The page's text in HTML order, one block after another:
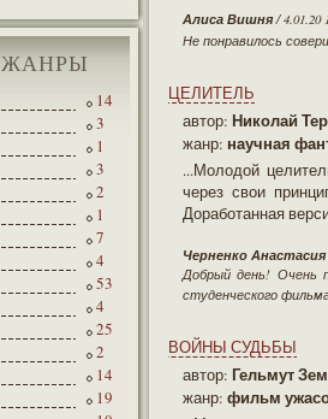
ЖАНРЫ
14
3
1
3
2
1
7
4
53
4
25
2
14
19
Алиса Вишня/ 4.01.20
Не понравилось
ЦЕЛИТЕЛЬ
автор: Николай
жанр: научная
...Молодой
через свои
Доработанная
Черненко Анастасия
Добрый день! Очень
студенческого
ВОЙНЫ СУДЬБЫ
автор: Гельмут
жанр: фильм